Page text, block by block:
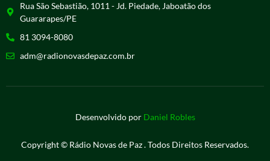
Rua São Sebastião, 1011 - Jd. Piedade, Jaboatão dos
Guararapes/PE
81 3094-8080
adm@radionovasdepaz.com.br
Desenvolvido por Daniel Robles
Copyright © Rádio Novas de Paz . Todos Direitos Reservados.